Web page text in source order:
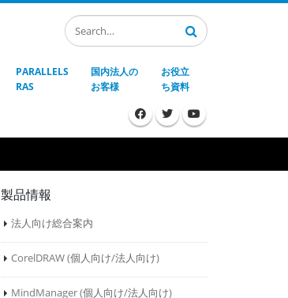
PARALLELS
RAS
国内法人の
お客様
お役立
ち資料
製品情報
法人向け総合案内
CorelDRAW (個人向け/法人向け)
MindManager (個人向け/法人向け)